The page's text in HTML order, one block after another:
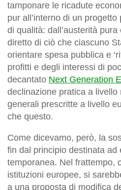
tamponare le ricadute
pur all’interno di un
di qualità: dall’austerità
diretto di ciò che ciascuno
orientare spesa pubblica e
profitti e degli interessi di
decantato Next Generation
declinazione pratica a
generali prescritte a livello
che questo.
Come dicevamo, però, la
fin dal principio destinata ad
temporanea. Nel frattempo,
istituzioni europee, si
a una proposta di modifica